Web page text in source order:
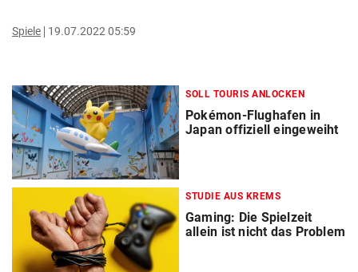
Spiele 19.07.2022 05:59
SOLL TOURIS ANLOCKEN
Pokémon-Flughafen in
Japan offiziell eingeweiht
STUDIE AUS KREMS
Gaming: Die Spielzeit
allein ist nicht das Problem